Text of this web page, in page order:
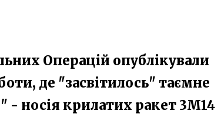
Операцій опублікували
де "засвітилось" таємне
носія крилатих ракет 3М14